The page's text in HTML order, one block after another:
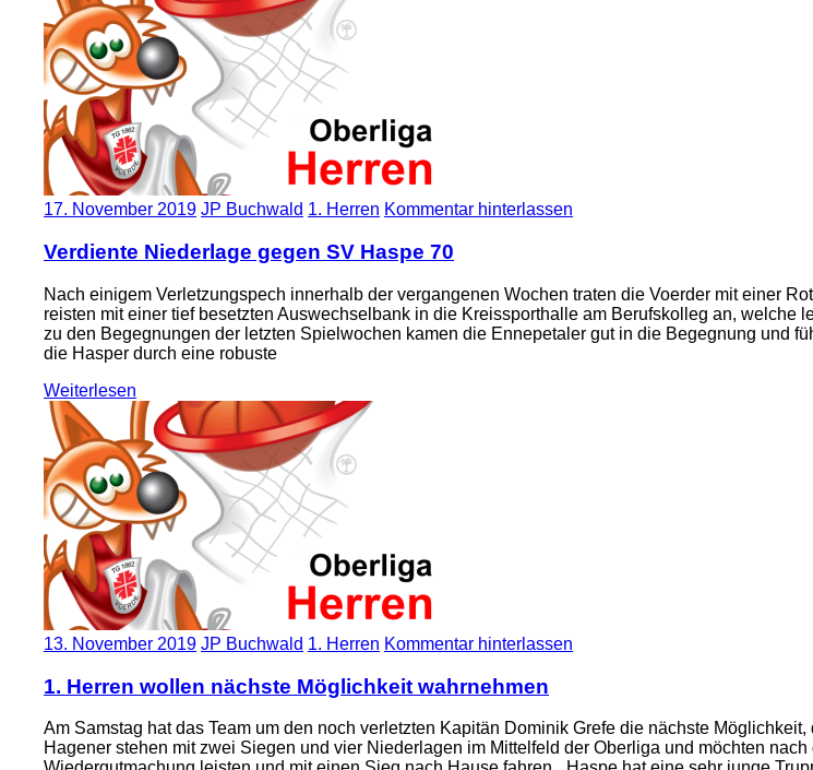
17. November 2019 JP Buchwald 1. Herren Kommentar hinterlassen
Verdiente Niederlage gegen SV Haspe 70
Nach einigem Verletzungspech innerhalb der vergangenen Wochen traten die Voerder mit einer
reisten mit einer tief besetzten Auswechselbank in die Kreissporthalle am Berufskolleg an,
zu den Begegnungen der letzten Spielwochen kamen die Ennepetaler gut in die Begegnung und
die Hasper durch eine robuste
Weiterlesen
13. November 2019 JP Buchwald 1. Herren Kommentar hinterlassen
1. Herren wollen nächste Möglichkeit wahrnehmen
Am Samstag hat das Team um den noch verletzten Kapitän Dominik Grefe die nächste
Hagener stehen mit zwei Siegen und vier Niederlagen im Mittelfeld der Oberliga und möchten